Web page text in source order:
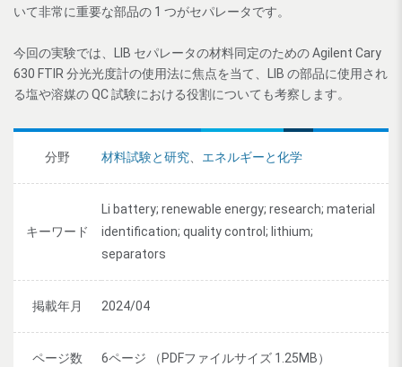
いて非常に重要な部品の 1 つがセパレータです。
今回の実験では、LIB セパレータの材料同定のための Agilent Cary
630 FTIR 分光光度計の使用法に焦点を当て、LIB の部品に使用され
る塩や溶媒の QC 試験における役割についても考察します。
分野 材料試験と研究 エネルギーと化学
キーワード
Li battery; renewable energy; research; material
identification; quality control; lithium;
separators
掲載年月 2024/04
ページ数 6ページ （PDFファイルサイズ 1.25MB）